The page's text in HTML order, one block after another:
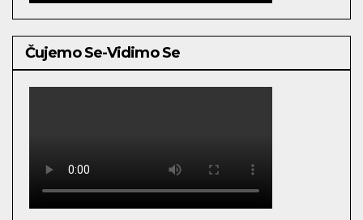
Čujemo Se-Vidimo Se